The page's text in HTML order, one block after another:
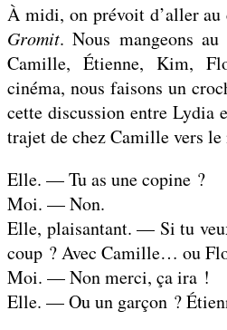
À midi, on prévoit d’aller
Gromit. Nous mangeons
Camille, Étienne, Kim,
cinéma, nous faisons un
cette discussion entre Lydia
trajet de chez Camille vers
Elle. — Tu as une copine ?
Moi. — Non.
Elle, plaisantant. — Si tu
coup ? Avec Camille… ou
Moi. — Non merci, ça ira !
Elle. — Ou un garçon ?